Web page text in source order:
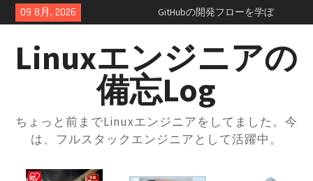
Skip
to
09 8月, 2026
GitHubの開発フローを学ぼ
う！：コンフリクトの正体を知
っておこう
GitHubのSquash and merge入門
｜コミット履歴をスッキリさせ
よう
GitHubプルリクエスト実践ガイ
ド｜レビューの進め方とマージ
方法・トラブル対応まで解説
GitHubの開発フローを学ぼう！
方入門
Linuxエンジニアの
備忘Log
ちょっと前までLinuxエンジニアをしてました。今
は、フルスタックエンジニアとして活躍中。